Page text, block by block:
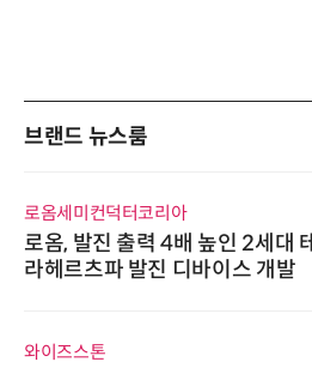
브랜드 뉴스룸
로옴세미컨덕터코리아
로옴, 발진 출력 4배 높인 2세대 테
라헤르츠파 발진 디바이스 개발
와이즈스톤